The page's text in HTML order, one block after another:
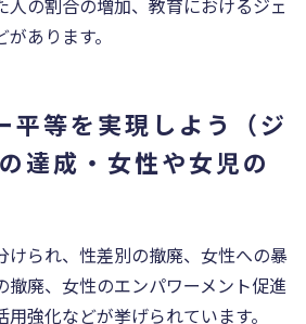
人の割合の増加、教育におけるジェ
あります。
平等を実現しよう（ジ
達成・女性や女児の
けられ、性差別の撤廃、女性への暴
撤廃、女性のエンパワーメント促進
強化などが挙げられています。